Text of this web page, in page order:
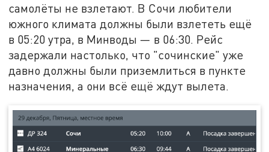
самолёты не взлетают. В Сочи любители
южного климата должны были взлететь ещё
в 05:20 утра, в Минводы — в 06:30. Рейс
задержали настолько, что "сочинские" уже
давно должны были приземлиться в пункте
назначения, а они всё ещё ждут вылета.